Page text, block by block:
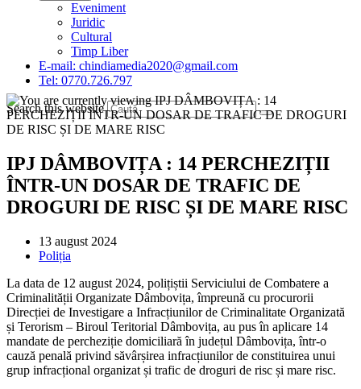
Eveniment
Juridic
Cultural
Timp Liber
E-mail: chindiamedia2020@gmail.com
Tel: 0770.726.797
Search this website
IPJ DÂMBOVIȚA : 14 PERCHEZIȚII
ÎNTR-UN DOSAR DE TRAFIC DE
DROGURI DE RISC ȘI DE MARE RISC
Post
published:
13 august 2024
Post
Poliția
La data de 12 august 2024, polițiștii Serviciului de Combatere a
Criminalității Organizate Dâmbovița, împreună cu procurorii
Direcției de Investigare a Infracțiunilor de Criminalitate Organizată
și Terorism – Biroul Teritorial Dâmbovița, au pus în aplicare 14
mandate de percheziție domiciliară în județul Dâmbovița, într-o
cauză penală privind săvârșirea infracțiunilor de constituirea unui
grup infracțional organizat și trafic de droguri de risc și mare risc.